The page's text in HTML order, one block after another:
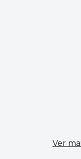
Ver